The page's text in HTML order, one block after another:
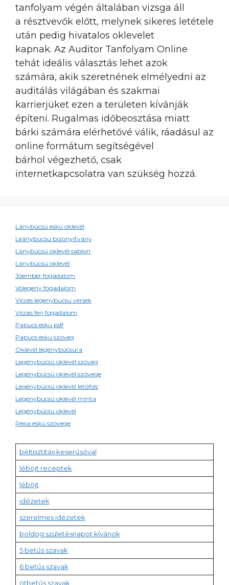
tanfolyam végén általában vizsga áll
a résztvevők előtt, melynek sikeres letétele
után pedig hivatalos oklevelet
kapnak. Az Auditor Tanfolyam Online
tehát ideális választás lehet azok
számára, akik szeretnének elmélyedni az
auditálás világában és szakmai
karrierjüket ezen a területen kívánják
építeni. Rugalmas időbeosztása miatt
bárki számára elérhetővé válik, ráadásul az
online formátum segítségével
bárhol végezhető, csak
internetkapcsolatra van szükség hozzá.
Lánybúcsú eskü oklevél
Leánybúcsú bizonyítvány
Lánybúcsú oklevél sablon
Lánybúcsú oklevél
Jóember fogadalom
Volegeny fogadalom
Vicces legenybucsu versek
Vicces ferj fogadalom
Papucs esku pdf
Papucs esku szoveg
Oklevél legénybúcsúra
Legénybúcsú oklevél szöveg
Legénybúcsú oklevél szövege
Legénybúcsú oklevél letöltés
Legénybúcsú oklevél minta
Legénybúcsú oklevél
Répa eskü szövege
béltisztítás keserűsóval
léböjt receptek
léböjt
idézetek
szerelmes idézetek
boldog születésnapot kívánok
5 betűs szavak
6 betűs szavak
ötbetűs szavak